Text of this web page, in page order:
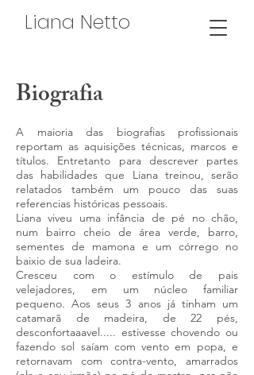
Liana Netto
Biografia
A maioria das biografias profissionais
reportam as aquisições técnicas, marcos e
títulos. Entretanto para descrever partes
das habilidades que Liana treinou, serão
relatados também um pouco das suas
referencias históricas pessoais.
Liana viveu uma infância de pé no chão,
num bairro cheio de área verde, barro,
sementes de mamona e um córrego no
baixio de sua ladeira.
Cresceu com o estímulo de pais
velejadores, em um núcleo familiar
pequeno. Aos seus 3 anos já tinham um
catamarã de madeira, de 22 pés,
desconfortaaavel..... estivesse chovendo ou
fazendo sol saíam com vento em popa, e
retornavam com contra-vento, amarrados